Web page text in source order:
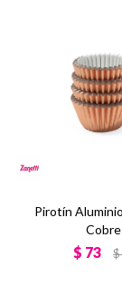
Pirotín
Cobre
$ 73 $